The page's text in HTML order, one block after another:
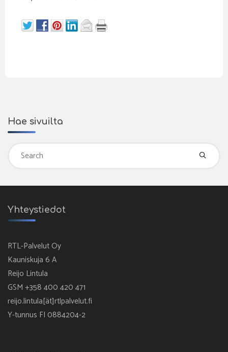
Hae sivuilta
Yhteystiedot
RTL-Palvelut Oy
Kauniskuja 6 A
Reijo Lintula
GSM +358 400 420 471
reijo.lintula[ät]rtlpalvelut.fi
Y-tunnus FI 0884204-2